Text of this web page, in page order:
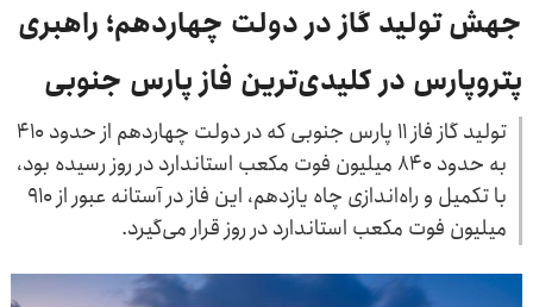
جهش تولید گاز در دولت چهاردهم؛ راهبری
پتروپارس در کلیدی‌ترین فاز پارس جنوبی
تولید گاز فاز ۱۱ پارس جنوبی که در دولت چهاردهم از حدود ۴۱۰
به حدود ۸۴۰ میلیون فوت مکعب استاندارد در روز رسیده بود،
با تکمیل و راه‌اندازی چاه یازدهم، این فاز در آستانه عبور از ۹۱۰
میلیون فوت مکعب استاندارد در روز قرار می‌گیرد.